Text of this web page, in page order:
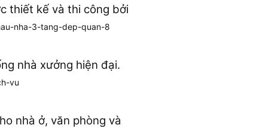
thiết kế và thi công bởi
nha-3-tang-dep-quan-8
nhà xưởng hiện đại.
vu
nhà ở, văn phòng và